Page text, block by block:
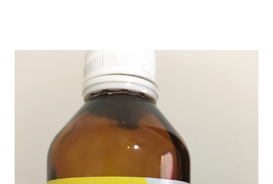
micose de unha é feito com esmaltes antifúngicos ou remédios
orais ,ou para aplicação local receitados pelo dermatologista. O
tempo para tratamento pode variar de 06 meses a um ano. Para
quem prefere tratamentos caseiros , pode aplicar óleo de cravo
duas vezes ao dia. Eu já passei por isso, pelo uso de muito
sapato fechado e apertado . E utilizei o Ciclopirox olamina que é
um agente antifúngico sintético para tratamento dermatológico